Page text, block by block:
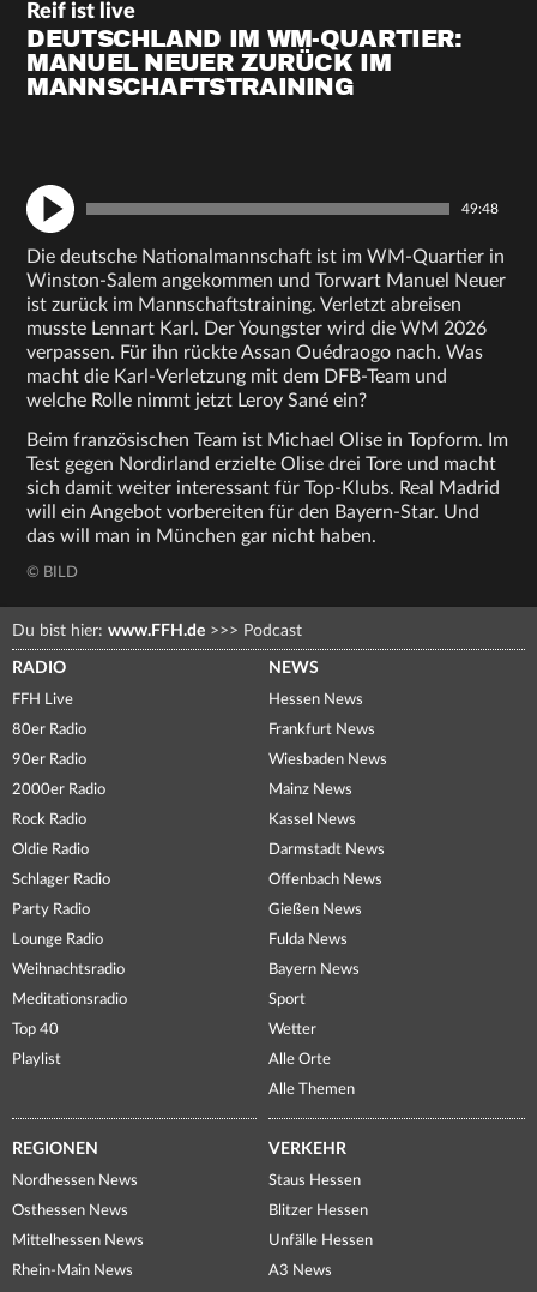
Reif ist live
DEUTSCHLAND IM WM-QUARTIER:
MANUEL NEUER ZURÜCK IM
MANNSCHAFTSTRAINING
49:48
Die deutsche Nationalmannschaft ist im WM-Quartier in
Winston-Salem angekommen und Torwart Manuel Neuer
ist zurück im Mannschaftstraining. Verletzt abreisen
musste Lennart Karl. Der Youngster wird die WM 2026
verpassen. Für ihn rückte Assan Ouédraogo nach. Was
macht die Karl-Verletzung mit dem DFB-Team und
welche Rolle nimmt jetzt Leroy Sané ein?
Beim französischen Team ist Michael Olise in Topform. Im
Test gegen Nordirland erzielte Olise drei Tore und macht
sich damit weiter interessant für Top-Klubs. Real Madrid
will ein Angebot vorbereiten für den Bayern-Star. Und
das will man in München gar nicht haben.
© BILD
Du bist hier: www.FFH.de >>> Podcast
RADIO
FFH Live
80er Radio
90er Radio
2000er Radio
Rock Radio
Oldie Radio
Schlager Radio
Party Radio
Lounge Radio
Weihnachtsradio
Meditationsradio
Top 40
Playlist
NEWS
Hessen News
Frankfurt News
Wiesbaden News
Mainz News
Kassel News
Darmstadt News
Offenbach News
Gießen News
Fulda News
Bayern News
Sport
Wetter
Alle Orte
Alle Themen
REGIONEN
Nordhessen News
Osthessen News
Mittelhessen News
Rhein-Main News
VERKEHR
Staus Hessen
Blitzer Hessen
Unfälle Hessen
A3 News